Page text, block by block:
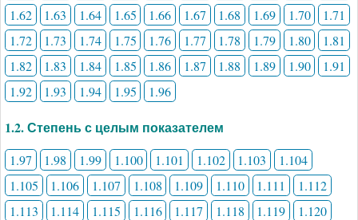
1.62
1.63 1.64 1.65 1.66 1.67 1.68 1.69 1.70
1.71
1.72
1.73 1.74 1.75 1.76 1.77 1.78 1.79 1.80
1.81
1.82
1.83 1.84 1.85 1.86 1.87 1.88 1.89 1.90
1.91
1.92
1.93 1.94 1.95 1.96
1.2. Степень с целым показателем
1.97 1.98 1.99 1.100 1.101 1.102 1.103
1.104
1.105
1.106 1.107 1.108 1.109 1.110 1.111
1.112
1.113
1.114 1.115 1.116 1.117 1.118 1.119 1.120